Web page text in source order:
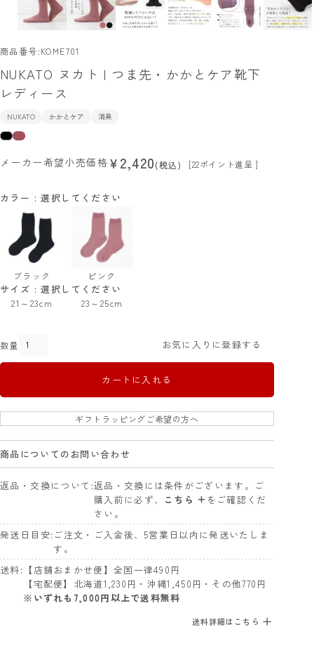
商品番号 KOME701
NUKATO ヌカト | つま先・かかとケア靴下
レディース
NUKATO かかとケア 消臭
メーカー希望小売価格 ¥2,420 税込 [22ポイント進呈 ]
サイズ 選択してください
21～23cm 23～25cm
カラー 選択してください
ブラック ピンク
お気に入りに登録する
カートに入れる
ギフトラッピングご希望の方へ
商品についてのお問い合わせ
返品・交換について 返品・交換には条件がございます。ご
購入前に必ず、 こちら + をご確認くだ
さい。
発送日目安 ご注文・ご入金後、5営業日以内に発送いたしま
す。
送料
【店舗おまかせ便】全国一律490円
【宅配便】北海道1,230円・沖縄1,450円・その他770円
※いずれも7,000円以上で送料無料
送料詳細はこちら